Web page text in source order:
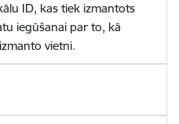
ID, kas tiek izmantots
iegūšanai par to, kā
vietni.